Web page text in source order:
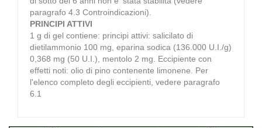
paragrafo 4.3 Controindicazioni).
PRINCIPI ATTIVI
1 g di gel contiene: principi attivi: salicilato di
dietilammonio 100 mg, eparina sodica (136.000 U.I./g)
0,368 mg (50 U.I.), mentolo 2 mg. Eccipiente con
effetti noti: olio di pino contenente limonene. Per
l'elenco completo degli eccipienti, vedere paragrafo
6.1